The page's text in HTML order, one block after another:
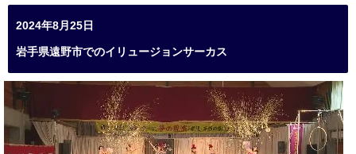
2024年8月25日
岩手県遠野市でのイリュージョンサーカス